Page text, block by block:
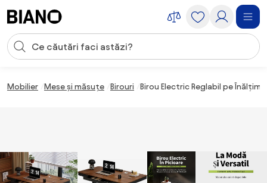
Introducerea căutării
Mobilier Mese și măsuțe Birouri Birou Electric Reglabil pe